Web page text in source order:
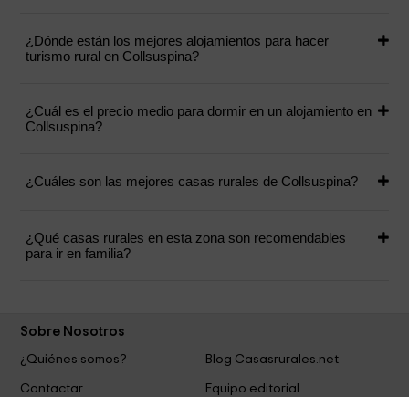
¿Dónde están los mejores alojamientos para hacer
turismo rural en Collsuspina?
¿Cuál es el precio medio para dormir en un alojamiento en
Collsuspina?
¿Cuáles son las mejores casas rurales de Collsuspina?
¿Qué casas rurales en esta zona son recomendables
para ir en familia?
Sobre Nosotros
¿Quiénes somos?
Blog Casasrurales.net
Contactar
Equipo editorial